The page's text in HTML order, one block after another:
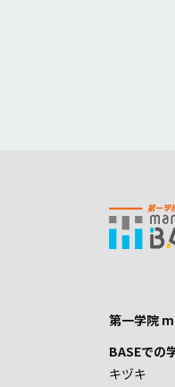
第一学院
BASEでの
キヅキ